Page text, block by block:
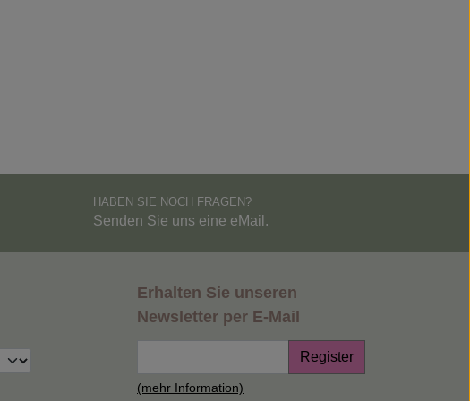
HABEN SIE NOCH FRAGEN?
Senden Sie uns eine eMail.
Erhalten Sie unseren
Newsletter per E-Mail
Register
(mehr Information)